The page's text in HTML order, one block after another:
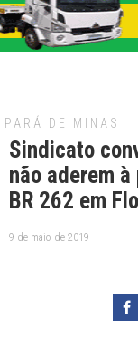
PARÁ DE MINAS
Sindicato
não aderem
BR 262 em
9 de maio de 2019